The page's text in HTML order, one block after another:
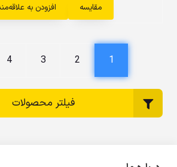
مقایسه افزودن به
1
2
3
4
فیلتر محصولات